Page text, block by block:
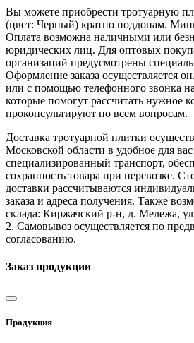
Вы можете приобрести тротуарную
(цвет: Черный) кратно поддонам.
Оплата возможна наличными или
юридических лиц. Для оптовых
организаций предусмотрены
Оформление заказа осуществляется
или с помощью телефонного звонка
которые помогут рассчитать нужное
проконсультируют по всем вопросам.
Доставка тротуарной плитки
Московской области в удобное для
специализированный транспорт,
сохранность товара при перевозке.
доставки рассчитываются
заказа и адреса получения. Также
склада: Киржачский р-н, д. Мележа,
2. Самовывоз осуществляется по
согласованию.
Заказ продукции
Продукция